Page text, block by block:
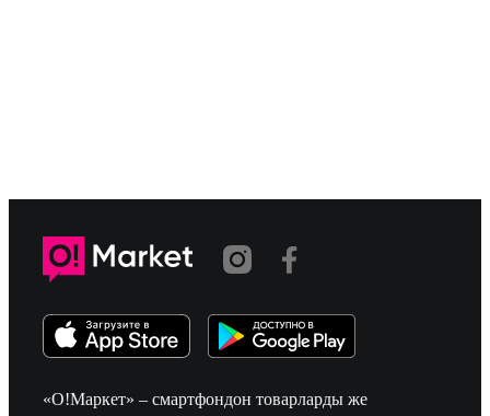
«О!Маркет» – смартфондон товарларды же